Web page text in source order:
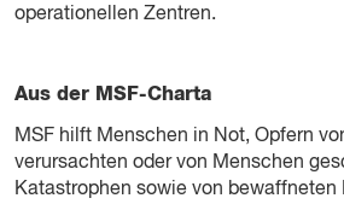
operationellen Zentren.
Aus der MSF-Charta
MSF hilft Menschen in Not, Opfern
verursachten oder von Menschen
Katastrophen sowie von bewaffneten